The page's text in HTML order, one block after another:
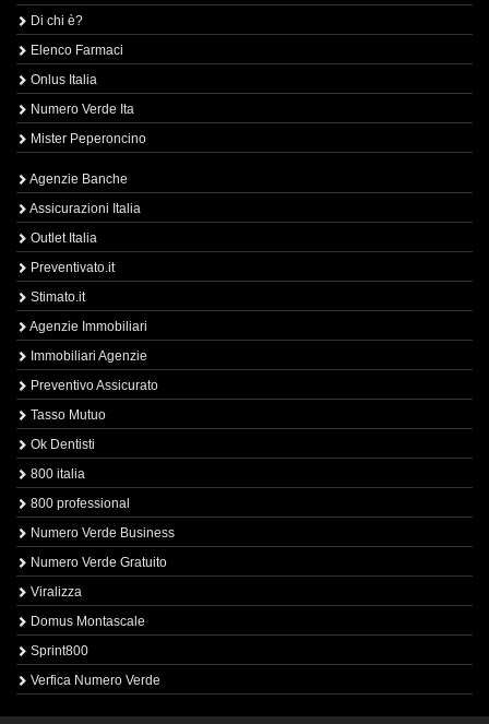
Di chi è?
Elenco Farmaci
Onlus Italia
Numero Verde Ita
Mister Peperoncino
Agenzie Banche
Assicurazioni Italia
Outlet Italia
Preventivato.it
Stimato.it
Agenzie Immobiliari
Immobiliari Agenzie
Preventivo Assicurato
Tasso Mutuo
Ok Dentisti
800 italia
800 professional
Numero Verde Business
Numero Verde Gratuito
Viralizza
Domus Montascale
Sprint800
Verfica Numero Verde